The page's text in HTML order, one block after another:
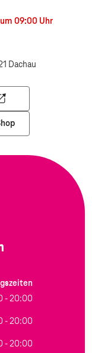
09:00Uhr
Dachau
neuen Tab
- 20:00
- 20:00
- 20:00